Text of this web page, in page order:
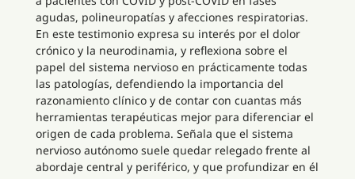
agudas, polineuropatías y afecciones respiratorias.
En este testimonio expresa su interés por el dolor
crónico y la neurodinamia, y reflexiona sobre el
papel del sistema nervioso en prácticamente todas
las patologías, defendiendo la importancia del
razonamiento clínico y de contar con cuantas más
herramientas terapéuticas mejor para diferenciar el
origen de cada problema. Señala que el sistema
nervioso autónomo suele quedar relegado frente al
abordaje central y periférico, y que profundizar en él